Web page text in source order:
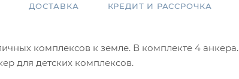
ДОСТАВКА КРЕДИТ И РАССРОЧКА
комплексов к земле. В комплекте 4 анкера.
для детских комплексов.